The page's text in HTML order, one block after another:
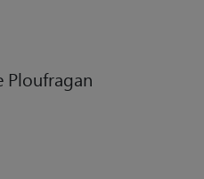
Ploufragan